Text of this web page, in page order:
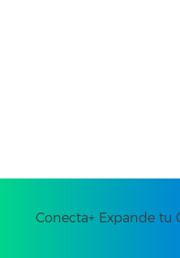
Conecta+ Expande tu